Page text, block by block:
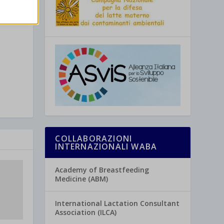
COLLABORAZIONI
INTERNAZIONALI WABA
Academy of Breastfeeding
Medicine (ABM)
International Lactation Consultant
Association (ILCA)